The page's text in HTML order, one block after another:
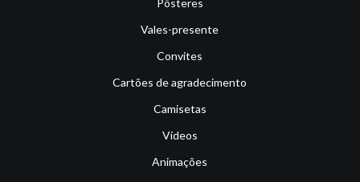
Vales-presente
Convites
Cartões de agradecimento
Camisetas
Vídeos
Animações